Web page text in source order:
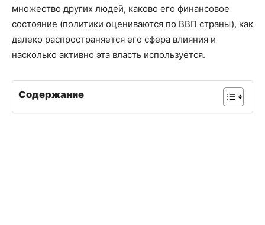
множество других людей, каково его финансовое
состояние (политики оцениваются по ВВП страны), как
далеко распространяется его сфера влияния и
насколько активно эта власть используется.
Содержание